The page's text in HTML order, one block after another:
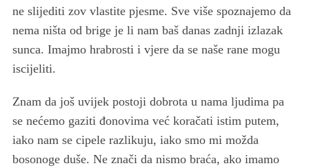
ne slijediti zov vlastite pjesme. Sve više spoznajemo da
nema ništa od brige je li nam baš danas zadnji izlazak
sunca. Imajmo hrabrosti i vjere da se naše rane mogu
iscijeliti.
Znam da još uvijek postoji dobrota u nama ljudima pa
se nećemo gaziti đonovima već koračati istim putem,
iako nam se cipele razlikuju, iako smo mi možda
bosonoge duše. Ne znači da nismo braća, ako imamo